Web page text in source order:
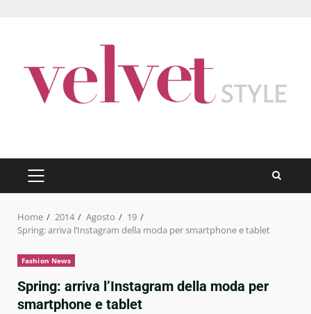
PRIMARY
MENU
Home 2014 Agosto
19
Spring: arriva l’Instagram della moda per smartphone e tablet
Fashion News
Spring: arriva l’Instagram della moda per
smartphone e tablet